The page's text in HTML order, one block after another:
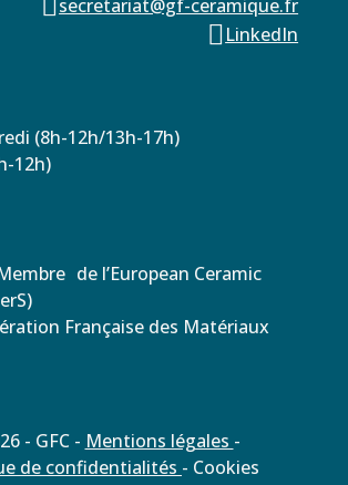
secretariat@gf-ceramique.fr
LinkedIn

(8h-12h/13h-17h)
12h)
de l’European Ceramic
Française des Matériaux
- GFC - Mentions légales -
de confidentialités - Cookies